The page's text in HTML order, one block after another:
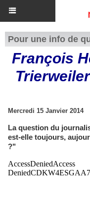
Pour une info de
François
Mercredi 15 Janvier 2014
La question du
est-elle toujours,
?"